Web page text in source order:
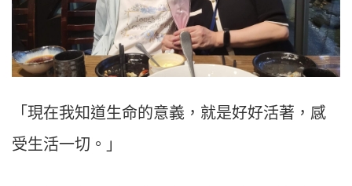
「現在我知道生命的意義，就是好好活著，感
受生活一切。」